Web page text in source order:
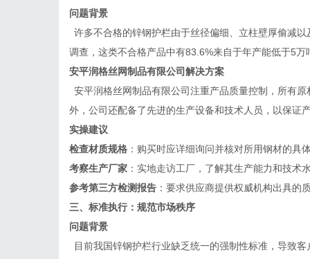
问题背景
许多不合格的锌钢护栏由于丝径偏细、立柱壁厚偷减
调查，这类不合格产品中有83.6%来自于年产能低于5万
安平润格丝网制品有限公司解决方案
安平润格丝网制品有限公司注重产品质量控制，所有
外，公司还配备了先进的生产设备和技术人员，以保证
实操建议
检查材质规格 ：购买时应详细询问并核对所用钢材的具
考察生产厂家 ：实地走访工厂，了解其生产能力和技术
参考第三方检测报告 ：要求供应商提供权威机构出具的
三、标准执行：规范市场秩序
问题背景
目前我国锌钢护栏行业缺乏统一的强制性标准，导致